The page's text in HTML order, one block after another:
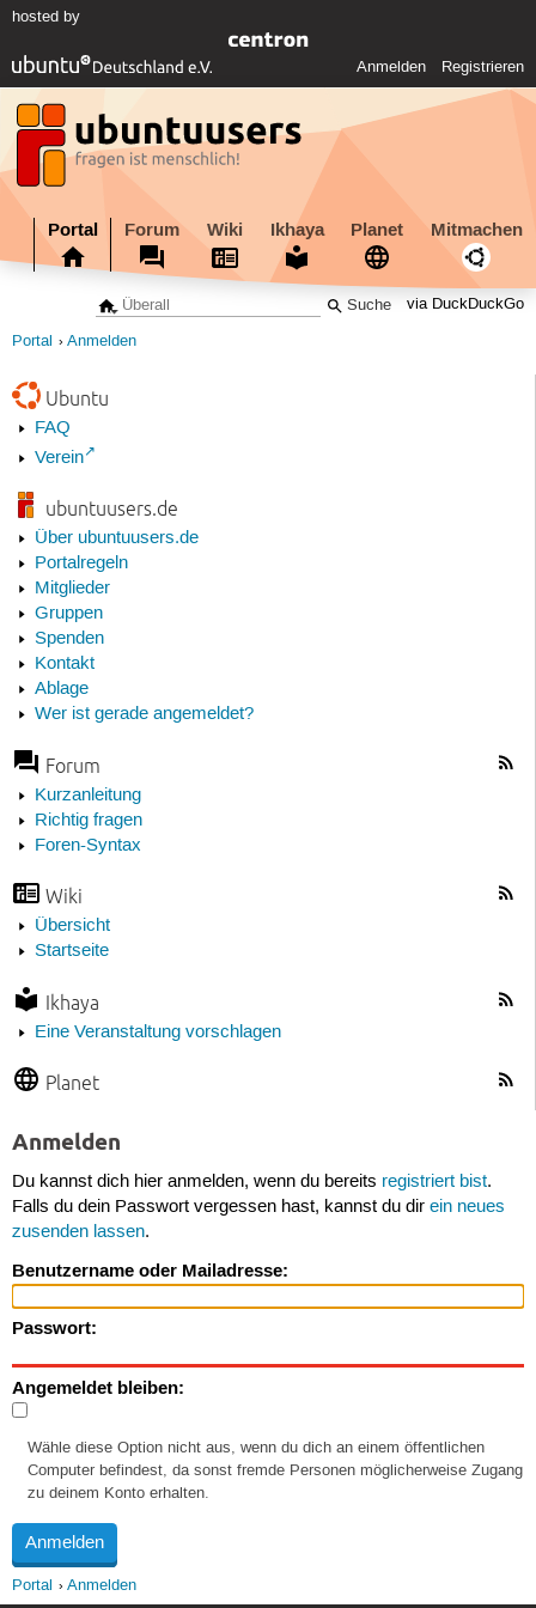
hosted by
Anmelden Registrieren
Portal Forum Wiki Ikhaya Planet Mitmachen
via DuckDuckGo
Portal Anmelden
Ubuntu
FAQ
Verein
ubuntuusers.de
Über ubuntuusers.de
Portalregeln
Mitglieder
Gruppen
Spenden
Kontakt
Ablage
Wer ist gerade angemeldet?
Forum
Kurzanleitung
Richtig fragen
Foren-Syntax
Wiki
Übersicht
Startseite
Ikhaya
Eine Veranstaltung vorschlagen
Planet
Anmelden
Du kannst dich hier anmelden, wenn du bereits registriert bist.
Falls du dein Passwort vergessen hast, kannst du dir ein neues
zusenden lassen.
Benutzername oder Mailadresse:
Passwort:
Angemeldet bleiben:
Wähle diese Option nicht aus, wenn du dich an einem öffentlichen
Computer befindest, da sonst fremde Personen möglicherweise Zugang
zu deinem Konto erhalten.
Portal Anmelden